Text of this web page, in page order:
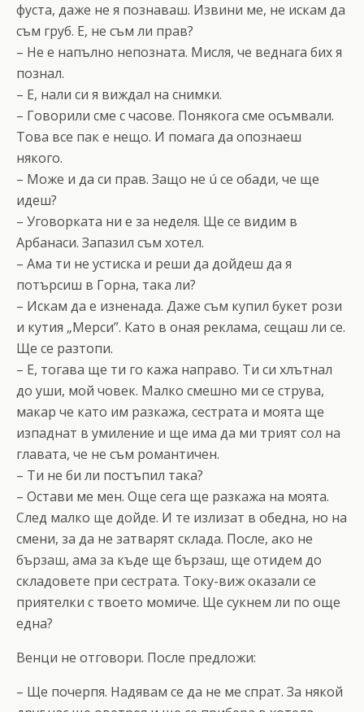
фуста, даже не я познаваш. Извини ме, не искам да
съм груб. Е, не съм ли прав?
– Не е напълно непозната. Мисля, че веднага бих я
познал.
– Е, нали си я виждал на снимки.
– Говорили сме с часове. Понякога сме осъмвали.
Това все пак е нещо. И помага да опознаеш
някого.
– Може и да си прав. Защо не ú се обади, че ще
идеш?
– Уговорката ни е за неделя. Ще се видим в
Арбанаси. Запазил съм хотел.
– Ама ти не устиска и реши да дойдеш да я
потърсиш в Горна, така ли?
– Искам да е изненада. Даже съм купил букет рози
и кутия „Мерси”. Като в оная реклама, сещаш ли се.
Ще се разтопи.
– Е, тогава ще ти го кажа направо. Ти си хлътнал
до уши, мой човек. Малко смешно ми се струва,
макар че като им разкажа, сестрата и моята ще
изпаднат в умиление и ще има да ми трият сол на
главата, че не съм романтичен.
– Ти не би ли постъпил така?
– Остави ме мен. Още сега ще разкажа на моята.
След малко ще дойде. И те излизат в обедна, но на
смени, за да не затварят склада. После, ако не
бързаш, ама за къде ще бързаш, ще отидем до
складовете при сестрата. Току-виж оказали се
приятелки с твоето момиче. Ще сукнем ли по още
една?
Венци не отговори. После предложи:
– Ще почерпя. Надявам се да не ме спрат. За някой